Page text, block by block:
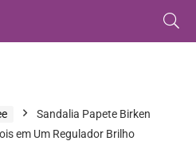
Sandalia Papete Birken
em Um Regulador Brilho